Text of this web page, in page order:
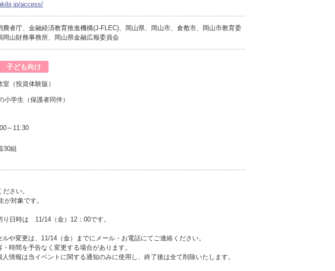
access/
費者庁、金融経済教育推進機構(J-FLEC)、岡山県、岡山市、倉敷市、岡山市教育委
岡山財務事務所、岡山県金融広報委員会
子ども向け
（投資体験版）
小学生（保護者同伴）
～11:30
30組
さい。
対象です。
日時は 11/14（金）12：00です。
や変更は、11/14（金）までにメール・お電話にてご連絡ください。
時間を予告なく変更する場合があります。
情報は当イベントに関する通知のみに使用し、終了後は全て削除いたします。